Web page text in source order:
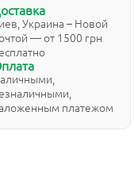
Украина – Новой
— от 1500 грн
платежом